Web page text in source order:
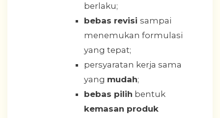
berlaku;
bebas revisi sampai
menemukan formulasi
yang tepat;
persyaratan kerja sama
yang mudah;
bebas pilih bentuk
kemasan produk